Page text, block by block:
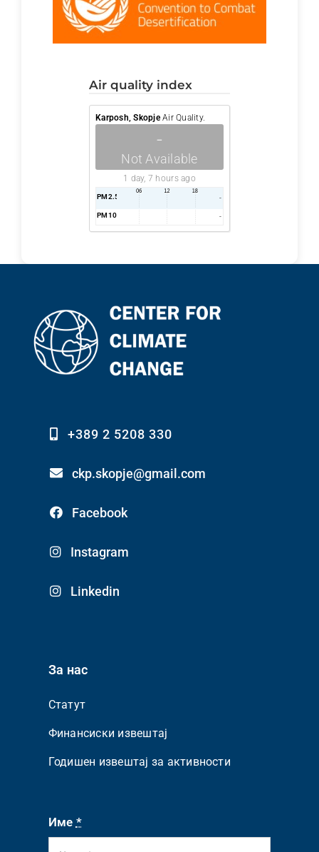
air quality index
Karposh, SkopjeAir Quality.
-
Not Available
1 day, 7 hours ago
PM2.5 -
PM10 -
+389 2 5208 330
ckp.skopje@gmail.com
Facebook
Instagram
Linkedin
За нас
Статут
Финансиски извештај
Годишен извештај за активности
Име *